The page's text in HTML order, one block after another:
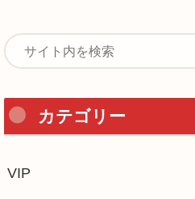
カテゴリー
VIP